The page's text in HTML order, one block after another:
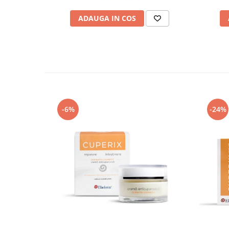
- starile emotionale (stresul, emotiile etc.)
CARE SUNT SEMNELE CARE INDICA
- inrosirea pielii in zone precum: nasul, frunte, pometi
- aparitia unor vinisoare la suprafata pielii - acestea
tenului, descuamarea pielii sau sensibilizarea
aparitia cuperozei. Insa nu intotdeauna acestea aduc
ADAUGA IN COS
-6% -24%